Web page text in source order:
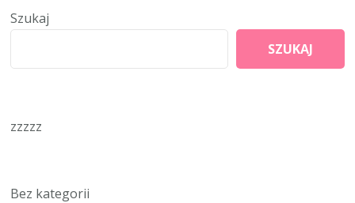
Szukaj
SZUKAJ
zzzzz
Bez kategorii